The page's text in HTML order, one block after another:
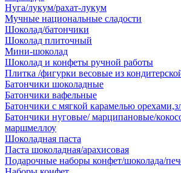
Нуга/лукум/рахат-лукум
Мучные национальные сладости
Шоколад/батончики
Шоколад плиточный
Мини-шоколад
Шоколад и конфеты ручной работы
Плитка /фигурки весовые из
Батончики шоколадные
Батончики вафельные
Батончики с мягкой карамелью
Батончики нуговые/ марципановые/
маршмеллоу
Шоколадная паста
Паста шоколадная/арахисовая
Подарочные наборы конфет/шоколада/